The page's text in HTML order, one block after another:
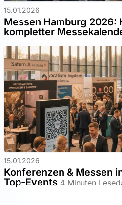
15.01.2026
Messen Hamburg 2026:
kompletter
15.01.2026
Konferenzen & Messen
Top-Events 4 Minuten